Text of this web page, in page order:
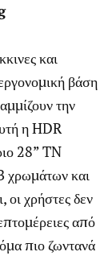
και
βάση
την
η HDR
28” TN
χρωμάτων και
χρήστες δεν
από
πιο ζωντανά